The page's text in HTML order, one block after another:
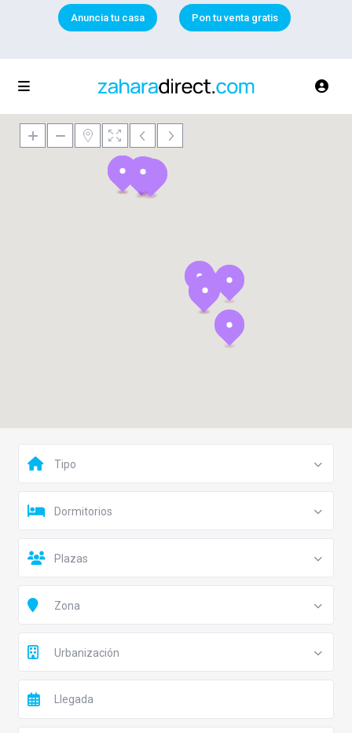
Anuncia tu casa Pon tu venta gratis
Tipo
Dormitorios
Plazas
Zona
Urbanización